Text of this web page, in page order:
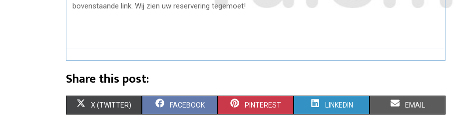
bovenstaande link. Wij zien uw reservering tegemoet!
Share this post:
S
X (TWITTER) S
FACEBOOK S
PINTEREST S
LINKEDIN S
EMAIL